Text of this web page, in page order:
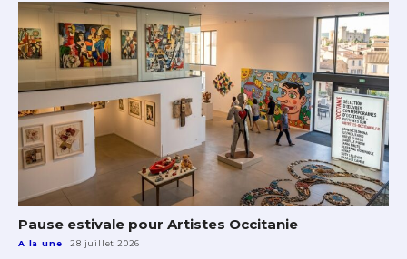
Pause estivale pour Artistes Occitanie
A la une 28 juillet 2026